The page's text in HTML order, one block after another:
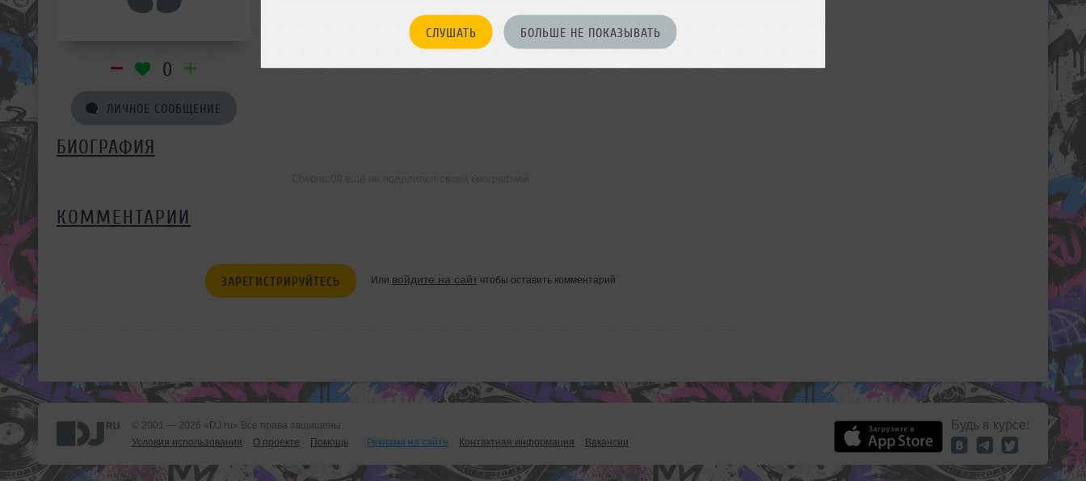
СЛУШАТЬ БОЛЬШЕ НЕ ПОКАЗЫВАТЬ
0
ЛИЧНОЕ СООБЩЕНИЕ
БИОГРАФИЯ
КОММЕНТАРИИ
ЗАРЕГИСТРИРУЙТЕСЬ Или войдите на сайтчтобы оставить комментарий
© 2001 — 2026 «DJ.ru» Все права защищены.
Условия использования
О проекте Помощь Реклама на сайте Контактная информация Вакансии
Будь в курсе: